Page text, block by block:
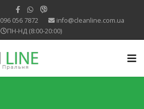
096 056 7872
info@cleanline.com.ua
ПН-НД (8:00-20:00)